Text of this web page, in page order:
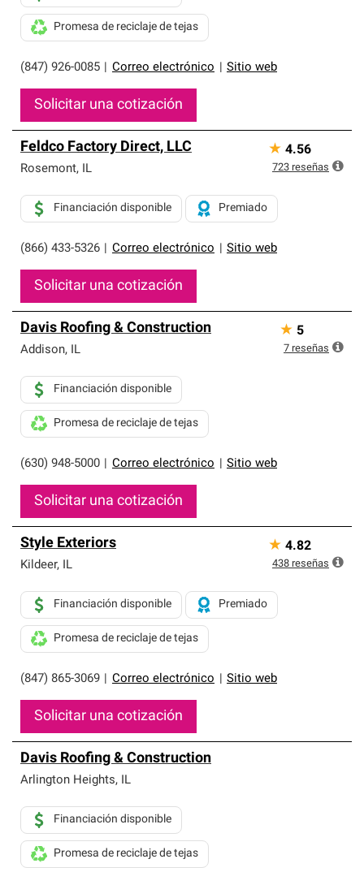
(847) 926-0085 Correo electrónico Sitio web
Promesa de reciclaje de tejas
Solicitar una cotización
Feldco Factory Direct, LLC
Rosemont, IL
(866) 433-5326 Correo electrónico Sitio web
Financiación disponible Premiado
Solicitar una cotización
★ 4.56
723 reseñas
Davis Roofing & Construction
Addison, IL
(630) 948-5000 Correo electrónico Sitio web
Financiación disponible
Promesa de reciclaje de tejas
Solicitar una cotización
★ 5
7 reseñas
Style Exteriors
Kildeer, IL
(847) 865-3069 Correo electrónico Sitio web
Financiación disponible Premiado
Promesa de reciclaje de tejas
Solicitar una cotización
★ 4.82
438 reseñas
Davis Roofing & Construction
Arlington Heights, IL
Financiación disponible
Promesa de reciclaje de tejas